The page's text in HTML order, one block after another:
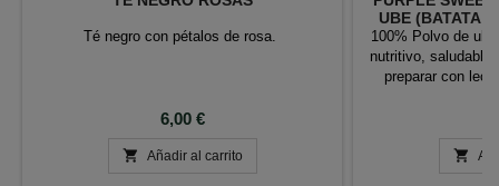
Té negro con pétalos de rosa.
Precio
6,00 €
 Añadir al carrito
UBE (BATATA
100% Polvo de
nutritivo, saludable
preparar con
